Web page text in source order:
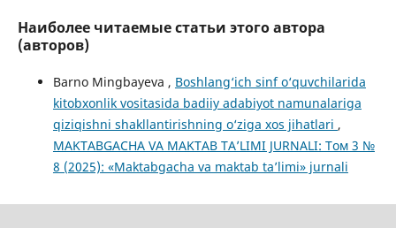
Наиболее читаемые статьи этого автора
(авторов)
Barno Mingbayeva , Boshlang‘ich sinf o‘quvchilarida
kitobxonlik vositasida badiiy adabiyot namunalariga
qiziqishni shakllantirishning o‘ziga xos jihatlari ,
MAKTABGACHA VA MAKTAB TA’LIMI JURNALI: Том 3 №
8 (2025): «Maktabgacha va maktab ta’limi» jurnali